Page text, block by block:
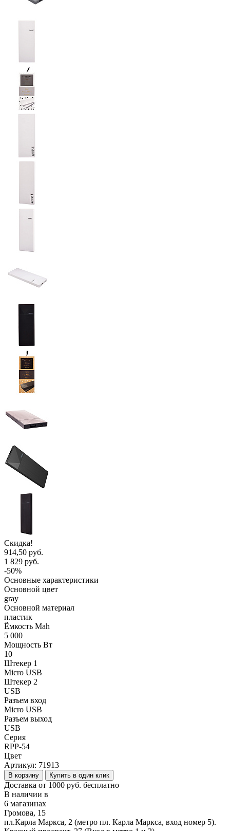
Скидка!
914,50 руб.
1 829 руб.
-50%
Основные характеристики
Основной цвет
gray
Основной материал
пластик
Ёмкость Mah
5 000
Мощность Вт
10
Штекер 1
Micro USB
Штекер 2
USB
Разъем вход
Micro USB
Разъем выход
USB
Серия
RPP-54
Цвет
Артикул: 71913
В корзину Купить в один клик
Доставка от 1000 руб. бесплатно
В наличии в
6 магазинах
Громова, 15
пл.Карла Маркса, 2 (метро пл. Карла Маркса, вход номер 5).